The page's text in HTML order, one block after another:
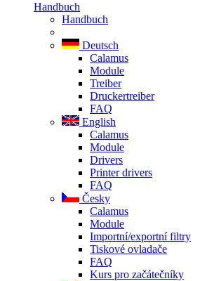
Handbuch
Handbuch
Deutsch
Calamus
Module
Treiber
Druckertreiber
FAQ
English
Calamus
Module
Drivers
Printer drivers
FAQ
Česky
Calamus
Module
Importní/exportní filtry
Tiskové ovladače
FAQ
Kurs pro začátečníky